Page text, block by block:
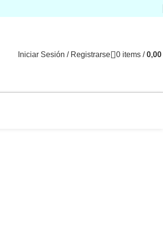
Iniciar Sesión / Registrarse 0 items / 0,00